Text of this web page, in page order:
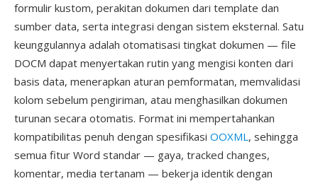
formulir kustom, perakitan dokumen dari template dan
sumber data, serta integrasi dengan sistem eksternal. Satu
keunggulannya adalah otomatisasi tingkat dokumen — file
DOCM dapat menyertakan rutin yang mengisi konten dari
basis data, menerapkan aturan pemformatan, memvalidasi
kolom sebelum pengiriman, atau menghasilkan dokumen
turunan secara otomatis. Format ini mempertahankan
kompatibilitas penuh dengan spesifikasi OOXML, sehingga
semua fitur Word standar — gaya, tracked changes,
komentar, media tertanam — bekerja identik dengan